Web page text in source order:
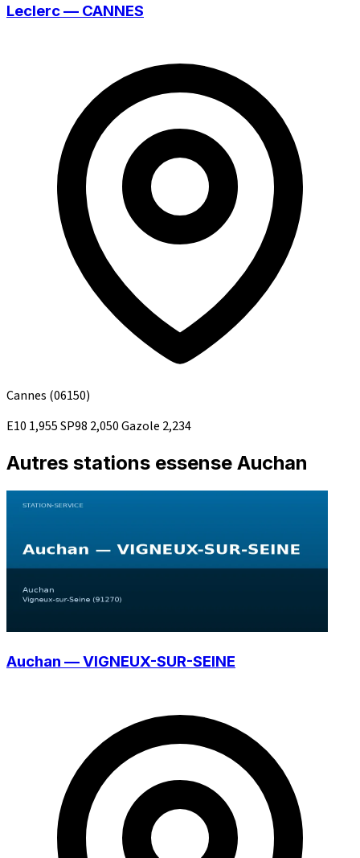
Leclerc — CANNES
Cannes (06150)
E10 1,955SP98 2,050Gazole 2,234
Autres stations essense Auchan
Auchan — VIGNEUX-SUR-SEINE